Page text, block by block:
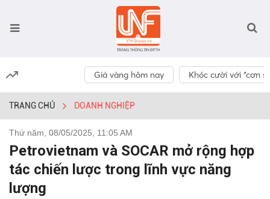
Giá vàng hôm nay Khóc cười với “cơn
TRANG CHỦ DOANH NGHIỆP
Thứ năm, 08/05/2025, 11:05 AM
Petrovietnam và SOCAR mở rộng hợp
tác chiến lược trong lĩnh vực năng
lượng